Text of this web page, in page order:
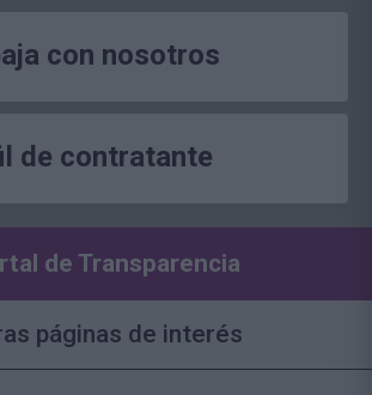
con nosotros
de contratante
de Transparencia
páginas de interés